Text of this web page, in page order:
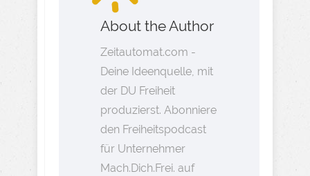
About the Author
Zeitautomat.com -
Deine Ideenquelle, mit
der DU Freiheit
produzierst. Abonniere
den Freiheitspodcast
für Unternehmer
Mach.Dich.Frei. auf